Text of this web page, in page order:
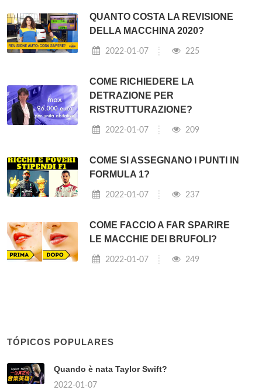
QUANTO COSTA LA REVISIONE
DELLA MACCHINA 2020?
2022-01-07 225
COME RICHIEDERE LA
DETRAZIONE PER
RISTRUTTURAZIONE?
2022-01-07 209
COME SI ASSEGNANO I PUNTI IN
FORMULA 1?
2022-01-07 237
COME FACCIO A FAR SPARIRE
LE MACCHIE DEI BRUFOLI?
2022-01-07 249
TÓPICOS POPULARES
Quando è nata Taylor Swift?
2022-01-07